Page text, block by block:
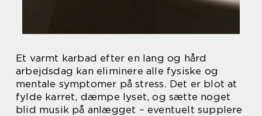
Et varmt karbad efter en lang og hård
arbejdsdag kan eliminere alle fysiske og
mentale symptomer på stress. Det er blot at
fylde karret, dæmpe lyset, og sætte noget
blid musik på anlægget – eventuelt supplere